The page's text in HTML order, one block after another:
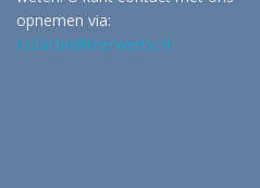
opnemen via:
redactie@merwertv.nl